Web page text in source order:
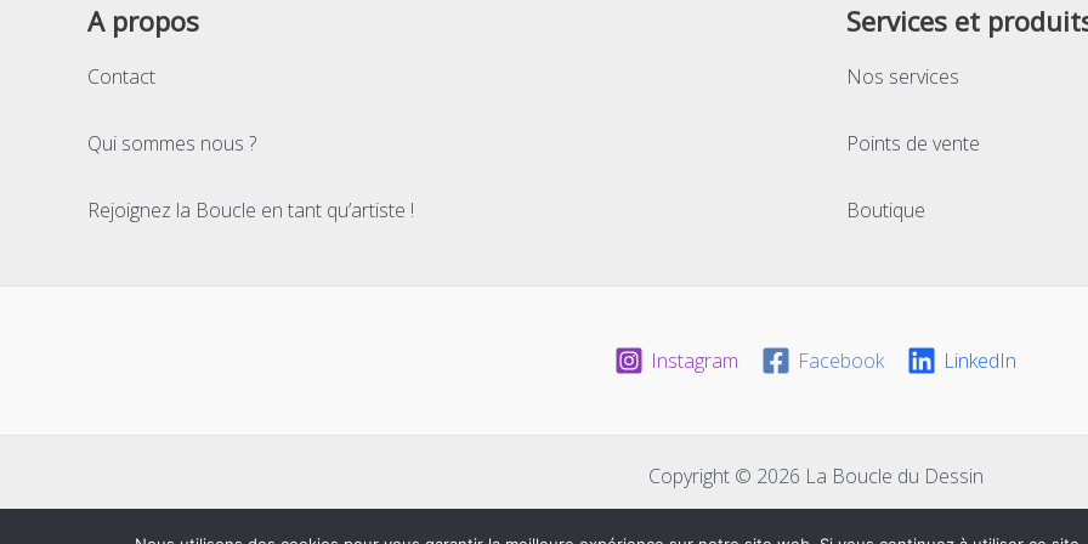
A propos
Contact
Qui sommes nous ?
Rejoignez la Boucle en tant qu’artiste !
Services et
Nos services
Points de vente
Boutique
Instagram Facebook LinkedIn
Copyright © 2026 La Boucle du Dessin